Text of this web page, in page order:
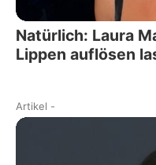
Natürlich: Laura
Lippen auflösen
Artikel -